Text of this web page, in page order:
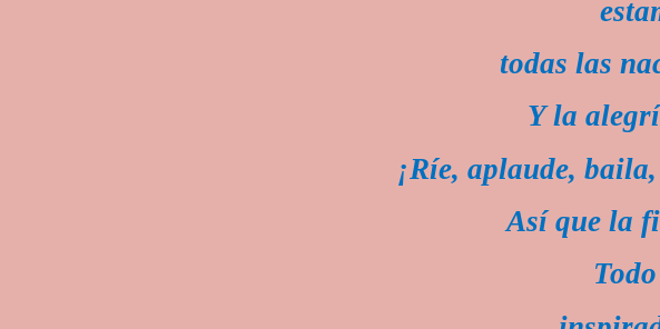
todas las
Y la
¡Ríe, aplaude,
Así que la